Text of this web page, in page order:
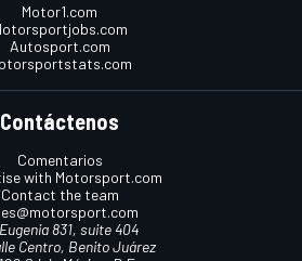
Motor1.com
Autosport.com
Contáctenos
Comentarios
with Motorsport.com
Contact the team
831, suite 404
Centro, Benito Juárez